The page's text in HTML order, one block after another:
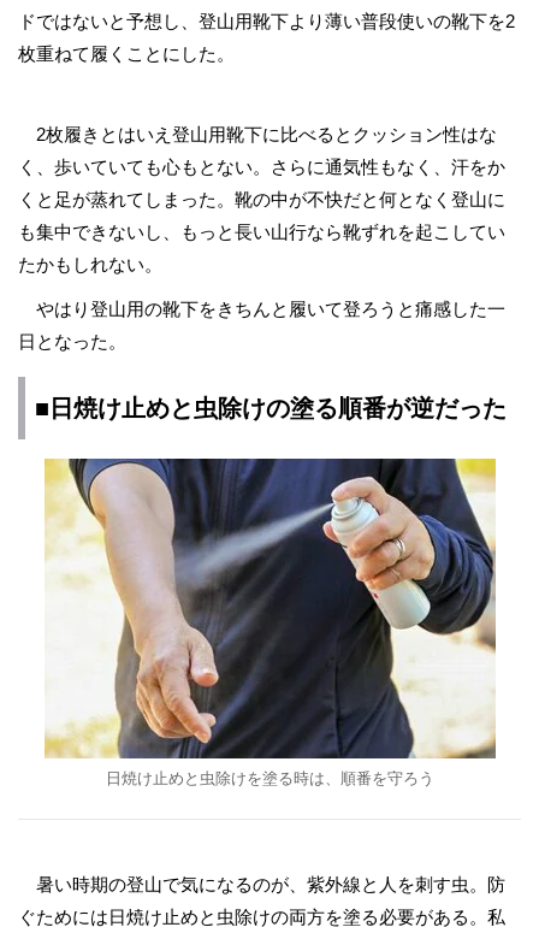
ドではないと予想し、登山用靴下より薄い普段使いの靴下を2
枚重ねて履くことにした。
2枚履きとはいえ登山用靴下に比べるとクッション性はな
く、歩いていても心もとない。さらに通気性もなく、汗をか
くと足が蒸れてしまった。靴の中が不快だと何となく登山に
も集中できないし、もっと長い山行なら靴ずれを起こしてい
たかもしれない。
やはり登山用の靴下をきちんと履いて登ろうと痛感した一
日となった。
■日焼け止めと虫除けの塗る順番が逆だった
日焼け止めと虫除けを塗る時は、順番を守ろう
暑い時期の登山で気になるのが、紫外線と人を刺す虫。防
ぐためには日焼け止めと虫除けの両方を塗る必要がある。私